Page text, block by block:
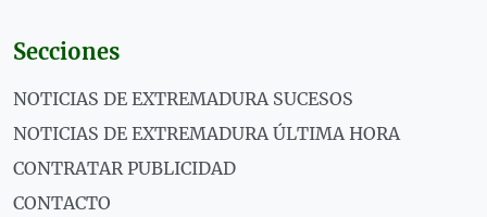
Secciones
NOTICIAS DE EXTREMADURA SUCESOS
NOTICIAS DE EXTREMADURA ÚLTIMA HORA
CONTRATAR PUBLICIDAD
CONTACTO